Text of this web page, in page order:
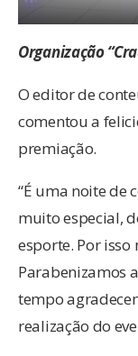
Organização
O editor de
comentou a
premiação.
“É uma noite de
muito especial,
esporte. Por
Parabenizamos
tempo
realização do